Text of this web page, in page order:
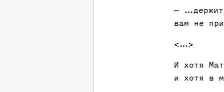
—
вам не
<...>
И хотя
и хотя в